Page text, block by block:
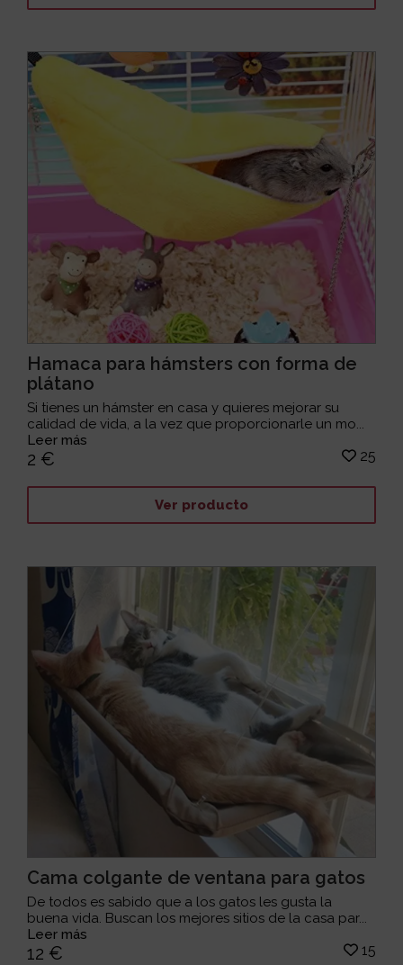
Hamaca para hámsters con forma de
plátano
Si tienes un hámster en casa y quieres mejorar su
calidad de vida, a la vez que proporcionarle un mo...
Leer más
2 € 25
Ver producto
Cama colgante de ventana para gatos
De todos es sabido que a los gatos les gusta la
buena vida. Buscan los mejores sitios de la casa par...
Leer más
12 € 15